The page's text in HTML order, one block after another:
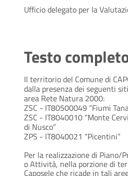
Ufficio delegato per la
Testo
Il territorio del Comune di
dalla presenza dei seguenti
area Rete Natura 2000:
ZSC - IT80500049 “Fiumi
ZSC - IT8040010 “Monte
di Nusco”
ZPS - IT8040021 “Picentini”
Per la realizzazione di Piano/
o Attività, nella porzione di
Caposele che ricade in tali